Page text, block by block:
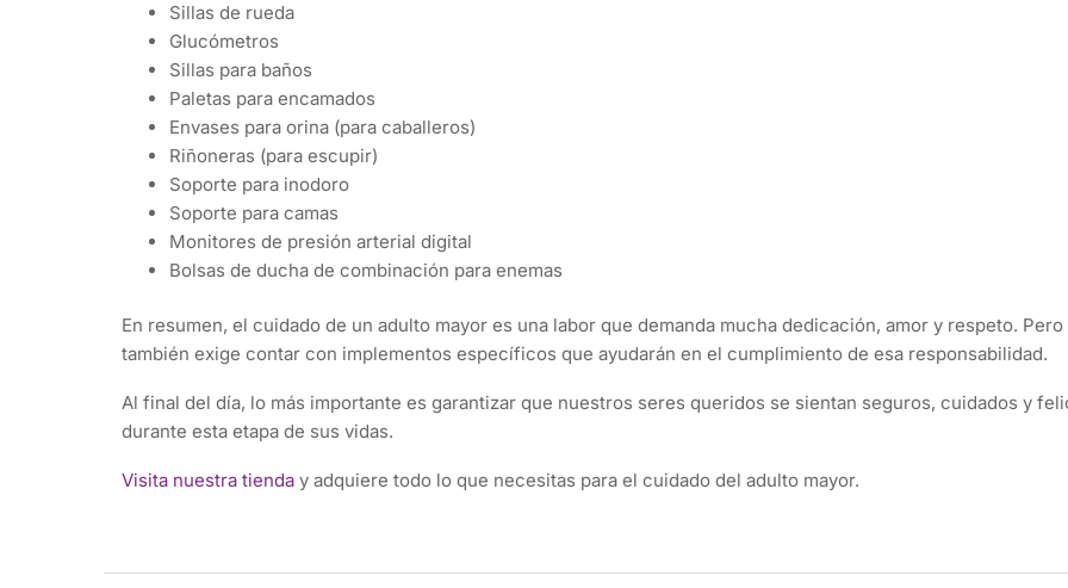
Sillas de rueda
Glucómetros
Sillas para baños
Paletas para encamados
Envases para orina (para caballeros)
Riñoneras (para escupir)
Soporte para inodoro
Soporte para camas
Monitores de presión arterial digital
Bolsas de ducha de combinación para enemas
En resumen, el cuidado de un adulto mayor es una labor que demanda mucha dedicación, amor y respeto. Pero
también exige contar con implementos específicos que ayudarán en el cumplimiento de esa responsabilidad.
Al final del día, lo más importante es garantizar que nuestros seres queridos se sientan seguros, cuidados y
durante esta etapa de sus vidas.
Visita nuestra tienda y adquiere todo lo que necesitas para el cuidado del adulto mayor.